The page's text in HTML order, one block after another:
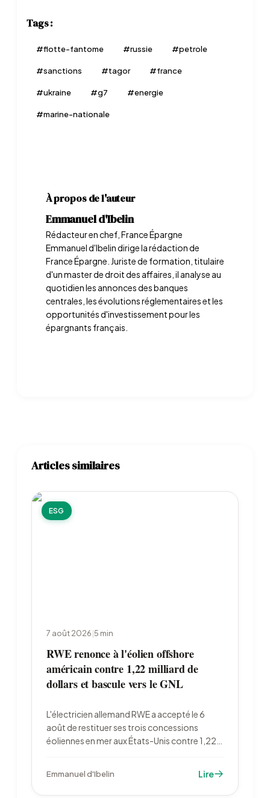
Tags :
#flotte-fantome #russie #petrole
#sanctions #tagor #france
#ukraine #g7 #energie
#marine-nationale
À propos de l'auteur
Emmanuel d'Ibelin
Rédacteur en chef, France Épargne
Emmanuel d'Ibelin dirige la rédaction de
France Épargne. Juriste de formation, titulaire
d'un master de droit des affaires, il analyse au
quotidien les annonces des banques
centrales, les évolutions réglementaires et les
opportunités d'investissement pour les
épargnants français.
Articles similaires
ESG
7 août 2026|5 min
RWE renonce à l'éolien offshore
américain contre 1,22 milliard de
dollars et bascule vers le GNL
L'électricien allemand RWE a accepté le 6
août de restituer ses trois concessions
éoliennes en mer aux États-Unis contre 1,22
fédéraux approche 4 milliards de dollars.
Emmanuel d'Ibelin Lire